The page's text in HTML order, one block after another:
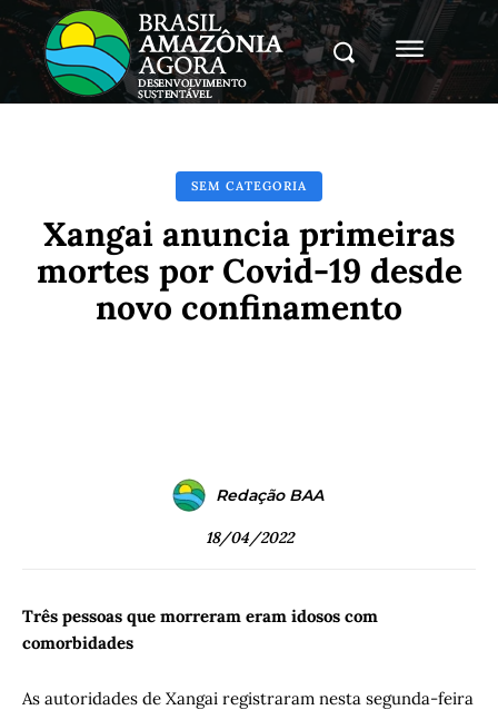
SEM CATEGORIA
Xangai anuncia primeiras
mortes por Covid-19 desde
novo confinamento
Redação BAA
18/04/2022
Três pessoas que morreram eram idosos com
comorbidades
As autoridades de Xangai registraram nesta segunda-feira